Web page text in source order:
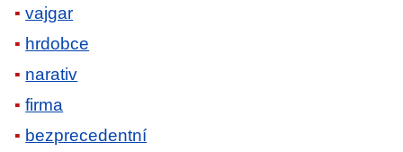
vajgar
hrdobce
narativ
firma
bezprecedentní